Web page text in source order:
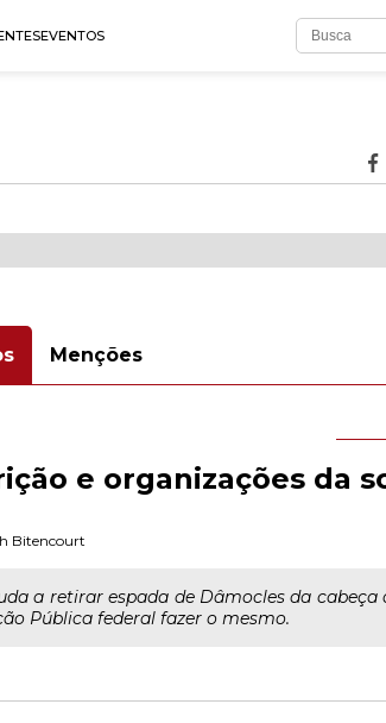
EVENTOS
Menções
e organizações da
Bitencourt
a retirar espada de Dâmocles da cabeça
Pública federal fazer o mesmo.